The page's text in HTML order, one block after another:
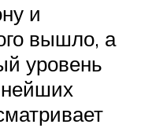
и
вышло, а
уровень